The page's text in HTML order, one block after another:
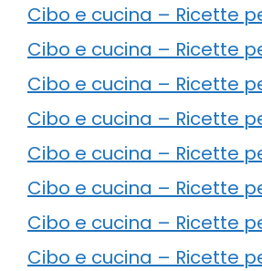
Cibo e cucina – Ricette
Cibo e cucina – Ricette
Cibo e cucina – Ricette
Cibo e cucina – Ricette
Cibo e cucina – Ricette
Cibo e cucina – Ricette
Cibo e cucina – Ricette
Cibo e cucina – Ricette